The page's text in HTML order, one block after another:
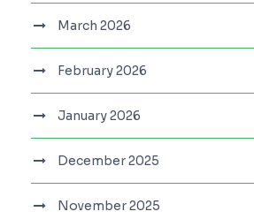
March 2026
February 2026
January 2026
December 2025
November 2025